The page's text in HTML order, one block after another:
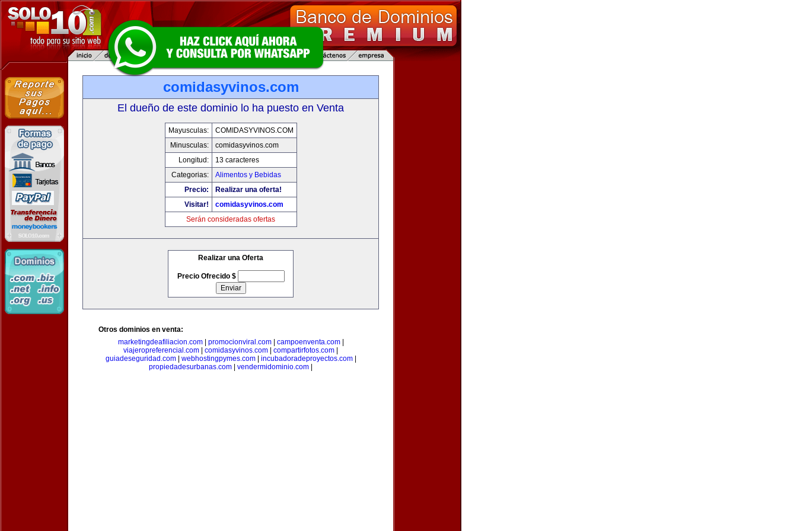
comidasyvinos.com
El dueño de este dominio lo ha puesto en Venta
Mayusculas:
COMIDASYVINOS.COM
Minusculas:
comidasyvinos.com
Longitud:
13 caracteres
Categorias:
Alimentos y Bebidas
Precio:
Realizar una oferta!
Visitar!
comidasyvinos.com
Serán consideradas ofertas
Realizar una Oferta
Precio Ofrecido $
Otros dominios en venta:
marketingdeafiliacion.com| promocionviral.com| campoenventa.com|
viajeropreferencial.com
comidasyvinos.com compartirfotos.com
guiadeseguridad.com| webhostingpymes.com| incubadoradeproyectos.com|
propiedadesurbanas.com
vendermidominio.com